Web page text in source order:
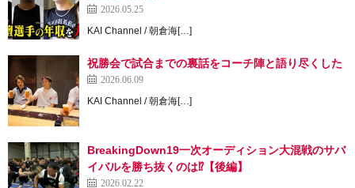
2026.05.25
KAI Channel / 朝倉海[…]
祝勝会で試合までの裏話をコーチ陣と語り尽くした
2026.06.09
KAI Channel / 朝倉海[…]
BreakingDown19一次オーディション大混戦のサバ
イバルを勝ち抜くのは⁉【後編】
2026.02.22